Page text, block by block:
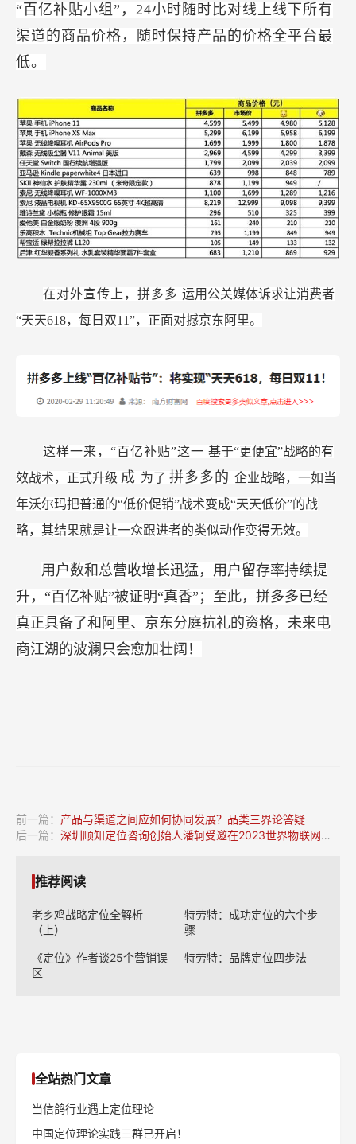
“百亿补贴小组”，24小时随时比对线上线下所有
渠道的商品价格，随时保持产品的价格全平台最
低。
在对外宣传上，拼多多 运用公关媒体诉求让消费者
“天天618，每日双11”，正面对撼京东阿里。
这样一来，“百亿补贴”这一 基于“更便宜”战略的有
效战术，正式升级 成 为了 拼多多的 企业战略，一如当
年沃尔玛把普通的“低价促销”战术变成“天天低价”的战
略，其结果就是让一众跟进者的类似动作变得无效。
用户数和总营收增长迅猛，用户留存率持续提
升，“百亿补贴”被证明“真香”；至此，拼多多已经
真正具备了和阿里、京东分庭抗礼的资格，未来电
商江湖的波澜只会愈加壮阔！
前一篇： 产品与渠道之间应如何协同发展？品类三界论答疑
后一篇： 深圳顺知定位咨询创始人潘轲受邀在2023世界物联网大会数字农业论坛发表主题演讲
推荐阅读
老乡鸡战略定位全解析
（上）
特劳特：成功定位的六个步
骤
《定位》作者谈25个营销误
区
特劳特：品牌定位四步法
全站热门文章
当信鸽行业遇上定位理论
中国定位理论实践三群已开启！